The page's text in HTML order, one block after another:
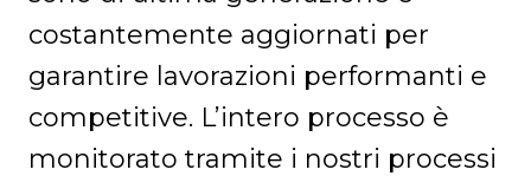
costantemente aggiornati per
garantire lavorazioni performanti e
competitive. L’intero processo è
monitorato tramite i nostri processi